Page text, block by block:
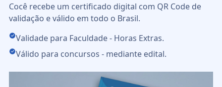
Cocê recebe um certificado digital com QR Code de
validação e válido em todo o Brasil.
Validade para Faculdade - Horas Extras.
Válido para concursos - mediante edital.